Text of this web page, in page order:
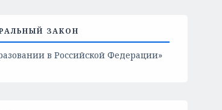
ЗАКОН
в Российской Федерации»